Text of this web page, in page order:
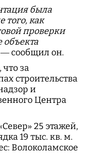
была
того, как
проверки
объекта
— сообщил он.
за
строительства
и
Центра
25 этажей,
19 тыс. кв. м.
Волоколамское